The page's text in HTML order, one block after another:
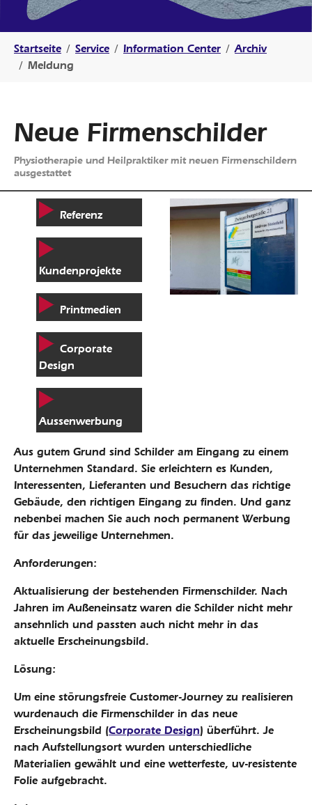
Startseite Service Information Center
Archiv
Meldung
Neue Firmenschilder
Physiotherapie und Heilpraktiker mit neuen Firmenschildern
ausgestattet
Referenz
Kundenprojekte
Printmedien
Corporate
Design
Aussenwerbung
Aus gutem Grund sind Schilder am Eingang zu einem
Unternehmen Standard. Sie erleichtern es Kunden,
Interessenten, Lieferanten und Besuchern das richtige
Gebäude, den richtigen Eingang zu finden. Und ganz
nebenbei machen Sie auch noch permanent Werbung
für das jeweilige Unternehmen.
Anforderungen:
Aktualisierung der bestehenden Firmenschilder. Nach
Jahren im Außeneinsatz waren die Schilder nicht mehr
ansehnlich und passten auch nicht mehr in das
aktuelle Erscheinungsbild.
Lösung:
Um eine störungsfreie Customer-Journey zu realisieren
wurdenauch die Firmenschilder in das neue
Erscheinungsbild (Corporate Design) überführt. Je
nach Aufstellungsort wurden unterschiedliche
Materialien gewählt und eine wetterfeste, uv-resistente
Folie aufgebracht.